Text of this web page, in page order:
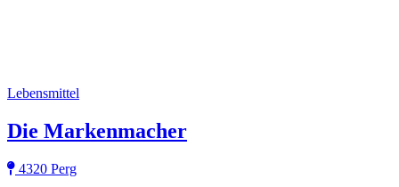
Lebensmittel
Die Markenmacher
4320 Perg